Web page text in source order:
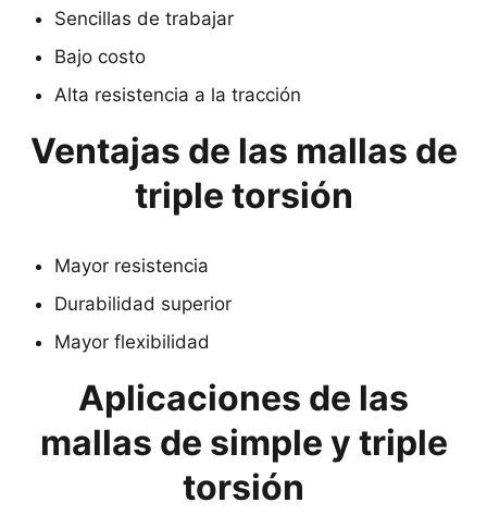
Sencillas de trabajar
Bajo costo
Alta resistencia a la tracción
Ventajas de las mallas de
triple torsión
Mayor resistencia
Durabilidad superior
Mayor flexibilidad
Aplicaciones de las
mallas de simple y triple
torsión